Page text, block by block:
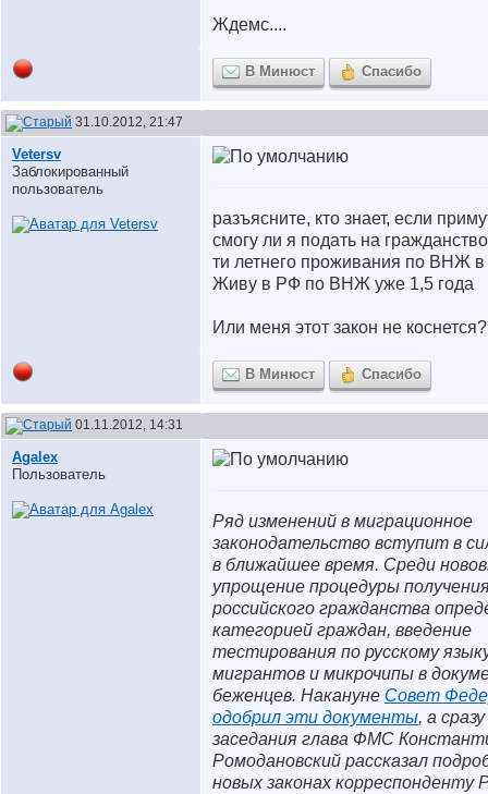
Ждемс....
В Минюст Спасибо
31.10.2012, 21:47
Vetersv
Заблокированный
пользователь
разъясните, кто знает, если
смогу ли я подать на
ти летнего проживания по ВНЖ
Живу в РФ по ВНЖ уже 1,5 года
Или меня этот закон не коснется?
В Минюст Спасибо
01.11.2012, 14:31
Agalex
Пользователь
Ряд изменений в миграционное
законодательство вступит в
в ближайшее время. Среди
упрощение процедуры
российского гражданства
категорией граждан, введение
тестирования по русскому
мигрантов и микрочипы в
беженцев. Накануне Совет
одобрил эти документы, а
заседания глава ФМС
Ромодановский рассказал
новых законах корреспонденту